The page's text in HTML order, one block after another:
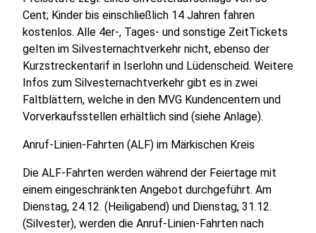
Cent; Kinder bis einschließlich 14 Jahren fahren
kostenlos. Alle 4er-, Tages- und sonstige ZeitTickets
gelten im Silvesternachtverkehr nicht, ebenso der
Kurzstreckentarif in Iserlohn und Lüdenscheid. Weitere
Infos zum Silvesternachtverkehr gibt es in zwei
Faltblättern, welche in den MVG Kundencentern und
Vorverkaufsstellen erhältlich sind (siehe Anlage).
Anruf-Linien-Fahrten (ALF) im Märkischen Kreis
Die ALF-Fahrten werden während der Feiertage mit
einem eingeschränkten Angebot durchgeführt. Am
Dienstag, 24.12. (Heiligabend) und Dienstag, 31.12.
(Silvester), werden die Anruf-Linien-Fahrten nach